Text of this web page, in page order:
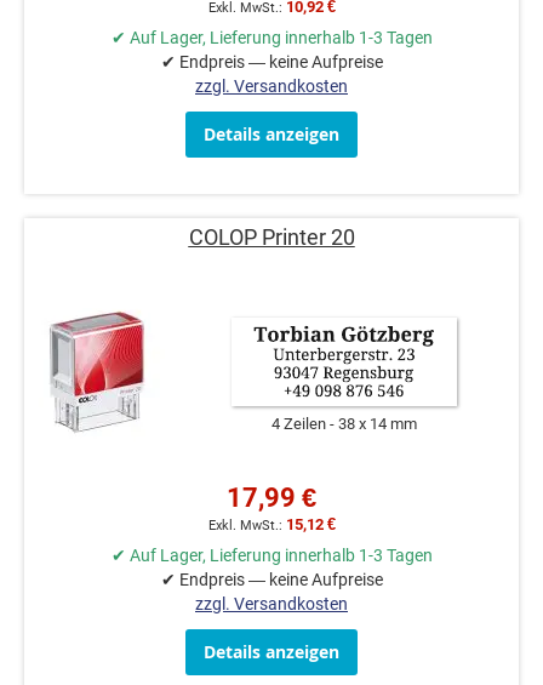
10,92 €
✔ Auf Lager, Lieferung innerhalb 1-3 Tagen
✔ Endpreis — keine Aufpreise
zzgl. Versandkosten
Details anzeigen
COLOP Printer 20
4 Zeilen 38 x 14 mm
17,99 €
15,12 €
✔ Auf Lager, Lieferung innerhalb 1-3 Tagen
✔ Endpreis — keine Aufpreise
zzgl. Versandkosten
Details anzeigen